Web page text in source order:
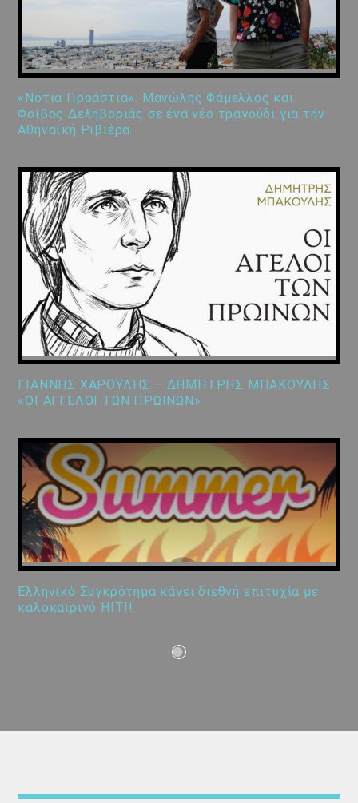
«Νότια Προάστια»: Μανώλης Φάμελλος και
Φοίβος Δεληβοριάς σε ένα νέο τραγούδι για την
Αθηναϊκή Ριβιέρα
ΓΙΑΝΝΗΣ ΧΑΡΟΥΛΗΣ – ΔΗΜΗΤΡΗΣ ΜΠΑΚΟΥΛΗΣ
«ΟΙ ΑΓΓΕΛΟΙ ΤΩΝ ΠΡΩΙΝΩΝ»
Ελληνικό Συγκρότημα κάνει διεθνή επιτυχία με
καλοκαιρινό HIT!!